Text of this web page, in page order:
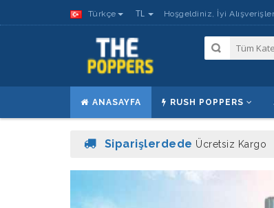
Türkçe TL Hoşgeldiniz, İyi
ANASAYFA RUSH POPPERS
Siparişlerdede Ücretsiz Kargo